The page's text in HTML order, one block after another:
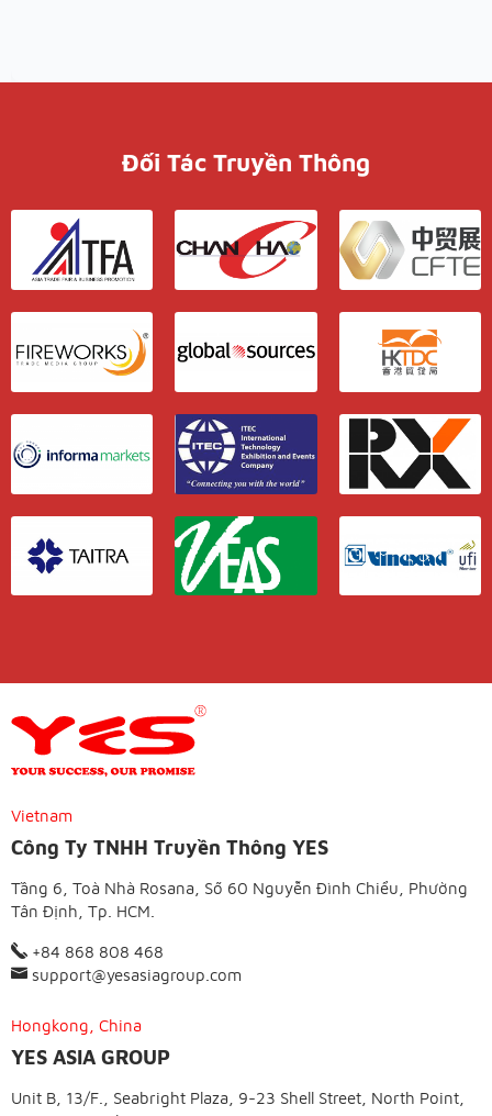
Đối Tác Truyền Thông
Vietnam
Công Ty TNHH Truyền Thông YES
Tầng 6, Toà Nhà Rosana, Số 60 Nguyễn Đình Chiểu, Phường
Tân Định, Tp. HCM.
+84 868 808 468
support@yesasiagroup.com
Hongkong, China
YES ASIA GROUP
Unit B, 13/F., Seabright Plaza, 9-23 Shell Street, North Point,